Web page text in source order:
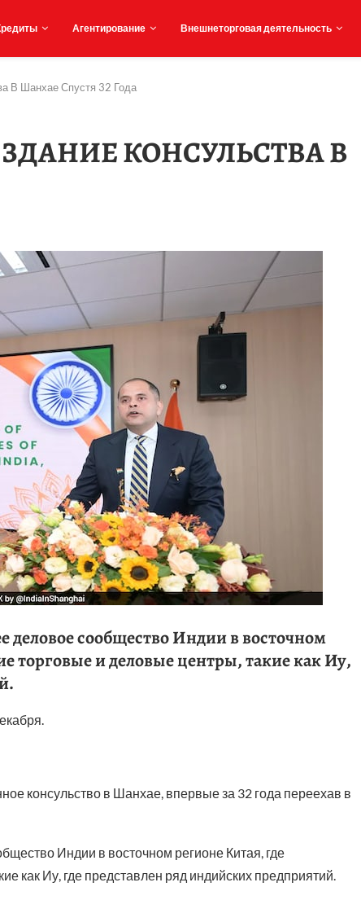
Агентирование Внешнеторговая деятельность
В Шанхае Спустя 32 Года
КОНСУЛЬСТВА В
деловое сообщество Индии в восточном
торговые и деловые центры, такие как Иу,
консульство в Шанхае, впервые за 32 года переехав в
Индии в восточном регионе Китая, где
как Иу, где представлен ряд индийских предприятий.